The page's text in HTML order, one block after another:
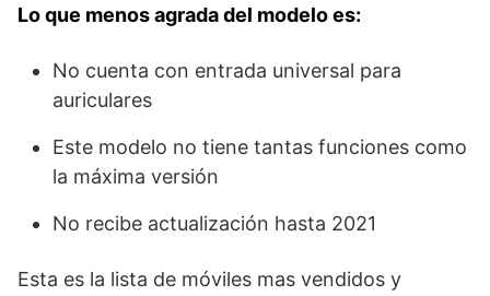
Lo que menos agrada del modelo es:
No cuenta con entrada universal para
auriculares
Este modelo no tiene tantas funciones como
la máxima versión
No recibe actualización hasta 2021
Esta es la lista de móviles mas vendidos y